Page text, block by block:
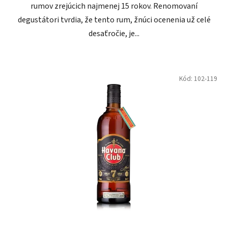
rumov zrejúcich najmenej 15 rokov. Renomovaní
degustátori tvrdia, že tento rum, žnúci ocenenia už celé
desaťročie, je...
Kód: 102-119